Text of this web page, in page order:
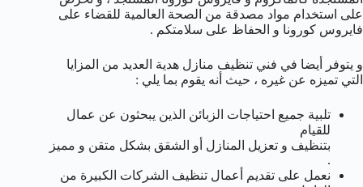
على استخدام مواد مصدقة من الصحة العالمية للقضاء على
فايروس كورونا و الحفاظ على سلامتكم .
و يتوفر أيضا في فني تنظيف منازل هدية العديد من المزايا
التي تميزه عن غيره ، حيث أنه يقوم بما يلي :
تلبية جميع احتياجات الزبائن الذين يبحثون عن عمال
للقيام
بتنظيف و تعزيل المنازل أو الشقق بشكل متقن و مميز
.
نعمل على تقديم أعمال تنظيف الشركات الكبيرة من